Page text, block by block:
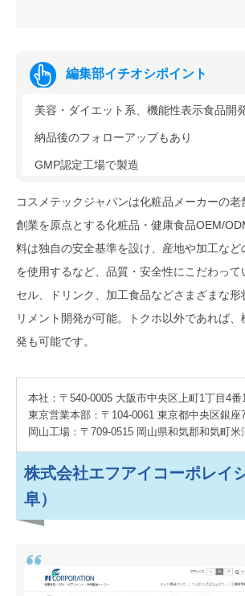
編集部イチオシポイント
美容・ダイエット系、機能性表示食品開
納品後のフォローアップもあり
GMP認定工場で製造
コスメテックジャパンは化粧品メーカーの
創業を原点とする化粧品・健康食品OEM/
料は独自の安全基準を設け、産地や加工な
を使用するなど、品質・安全性にこだわっ
セル、ドリンク、加工食品などさまざまな
リメント開発が可能。トクホ以外であれば、
発も可能です。
本社：〒540-0005 大阪市中央区上町1丁目4番
東京営業本部：〒104-0061 東京都中央区銀座
岡山工場：〒709-0515 岡山県和気郡和気町米
株式会社エフアイコーポレイ
阜）